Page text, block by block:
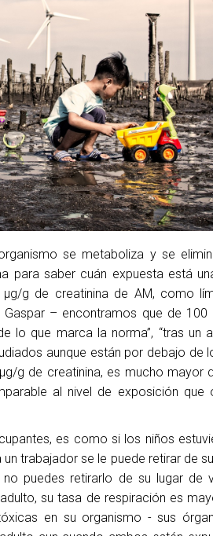
se metaboliza y se
para saber cuán expuesta está
g de creatinina de AM, como
– encontramos que de 100
que marca la norma”, “tras un
aunque están por debajo de
g de creatinina, es mucho mayor
al nivel de exposición que
es como si los niños
trabajador se le puede retirar de
puedes retirarlo de su lugar de
su tasa de respiración es
en su organismo - sus